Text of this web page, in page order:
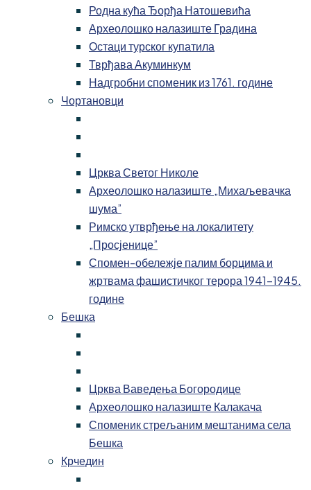
Родна кућа Ђорђа Натошевића
Археолошко налазиште Градина
Остаци турског купатила
Тврђава Акуминкум
Надгробни споменик из 1761. године
Чортановци
Црква Светог Николе
Археолошко налазиште „Михаљевачка
шума”
Римско утврђење на локалитету
„Просјенице”
Спомен-обележје палим борцима и
жртвама фашистичког терора 1941-1945.
године
Бешка
Црква Ваведења Богородице
Археолошко налазиште Калакача
Споменик стрељаним мештанима села
Бешка
Крчедин